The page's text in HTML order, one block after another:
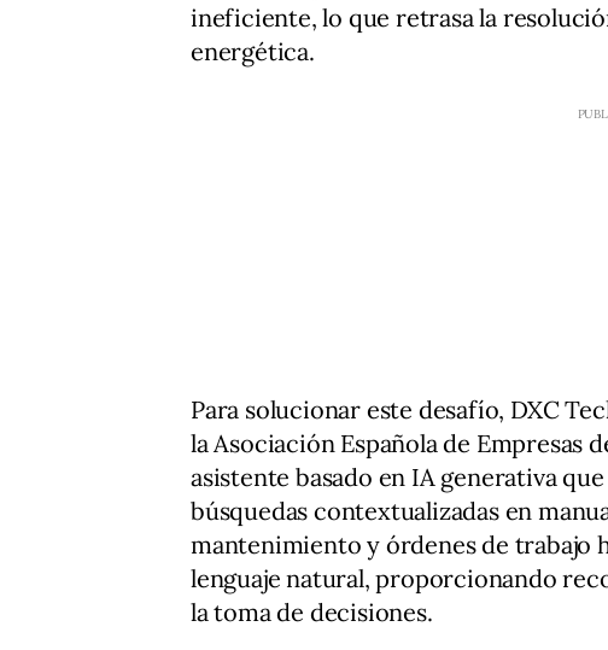
ineficiente, lo que retrasa la
energética.
Para solucionar este desafío, DXC
la Asociación Española de Empresas
asistente basado en IA generativa
búsquedas contextualizadas en
mantenimiento y órdenes de trabajo
lenguaje natural, proporcionando
la toma de decisiones.